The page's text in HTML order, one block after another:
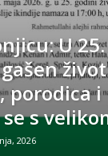
U
porodica
s
2026